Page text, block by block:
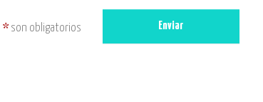
*son obligatorios Enviar